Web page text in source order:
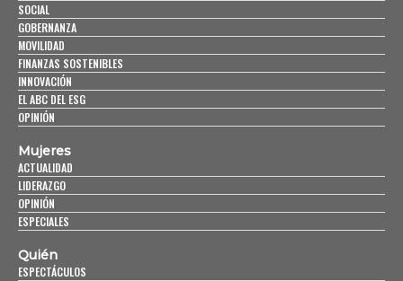
SOCIAL
GOBERNANZA
MOVILIDAD
FINANZAS SOSTENIBLES
INNOVACIÓN
EL ABC DEL ESG
OPINIÓN
Mujeres
ACTUALIDAD
LIDERAZGO
OPINIÓN
ESPECIALES
Quién
ESPECTÁCULOS